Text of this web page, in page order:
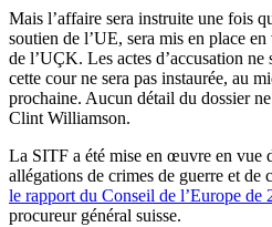
Mais l’affaire sera instruite une fois
soutien de l’UE, sera mis en place
de l’UÇK. Les actes d’accusation ne
cette cour ne sera pas instaurée, au
prochaine. Aucun détail du dossier
Clint Williamson.
La SITF a été mise en œuvre en vue
allégations de crimes de guerre et de
le rapport du Conseil de l’Europe
procureur général suisse.